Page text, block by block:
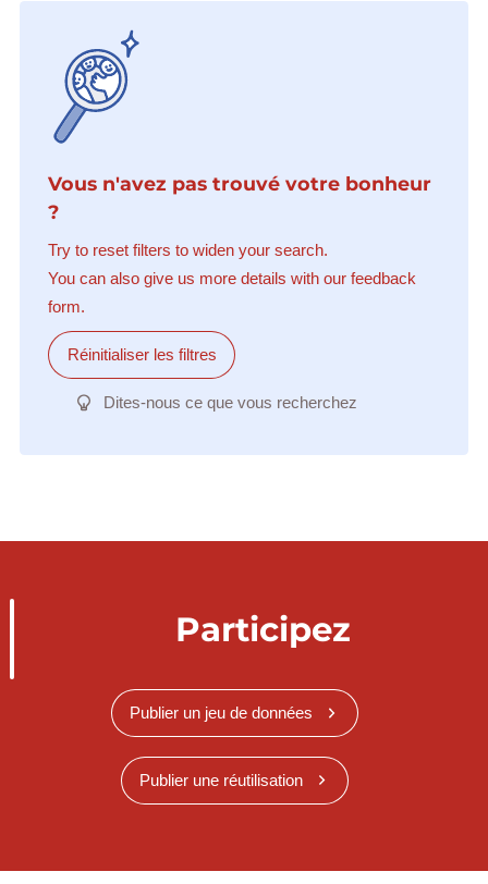
Vous n'avez pas trouvé votre bonheur
?
Try to reset filters to widen your search.
You can also give us more details with our feedback
form.
Réinitialiser les filtres
Dites-nous ce que vous recherchez
Participez
Publier un jeu de données
Publier une réutilisation